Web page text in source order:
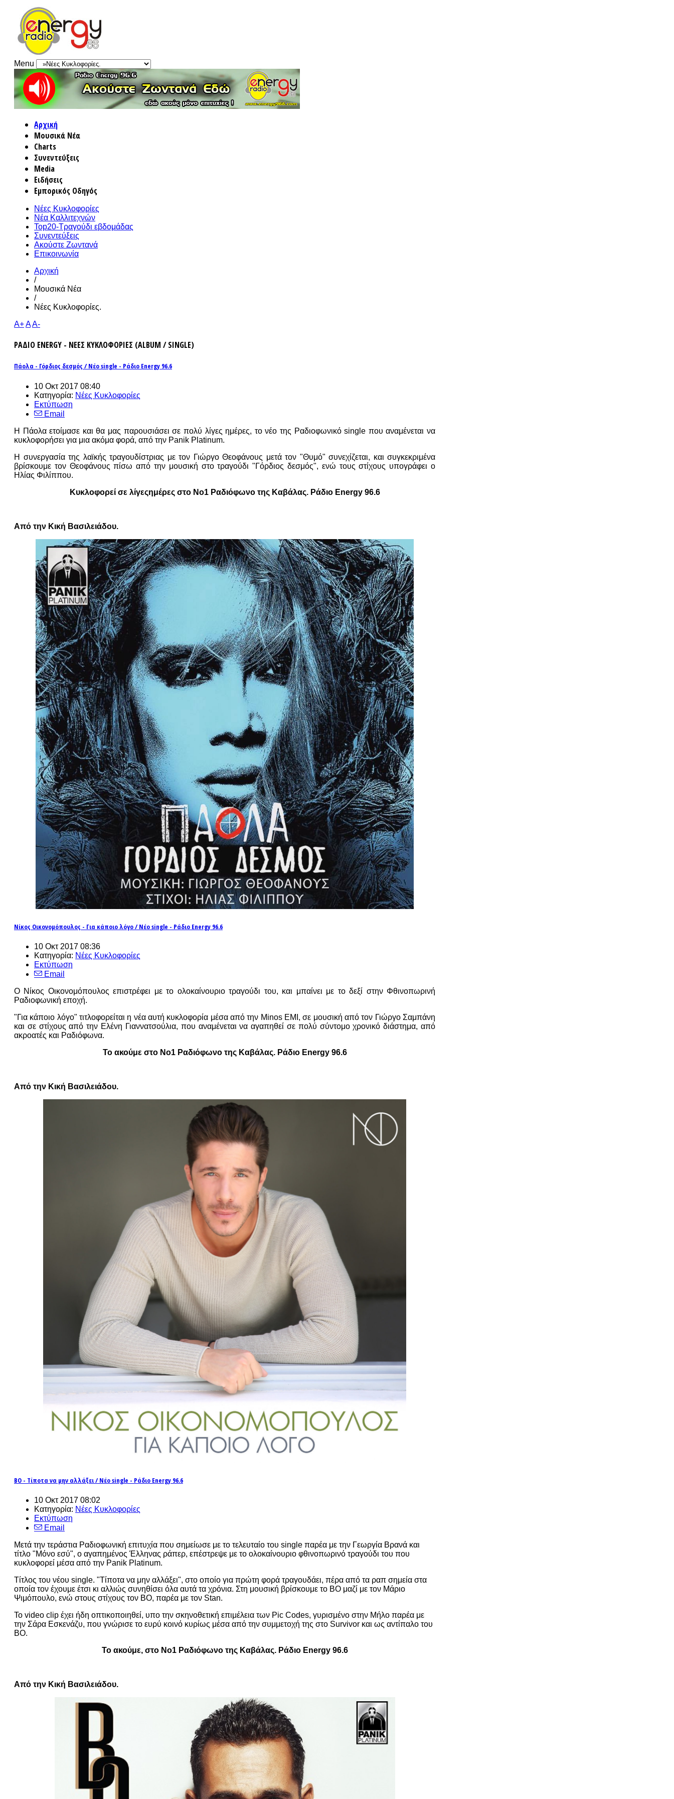
Menu
Αρχική
Μουσικά Νέα
Charts
Συνεντεύξεις
Media
Ειδήσεις
Εμπορικός Οδηγός
Νέες Κυκλοφορίες
Νέα Καλλιτεχνών
Top20-Τραγούδι εβδομάδας
Συνεντεύξεις
Ακούστε Ζωντανά
Επικοινωνία
Αρχική
/
Μουσικά Νέα
/
Νέες Κυκλοφορίες.
A+AA-
ΡΑΔΙΟ ENERGY - ΝΕΕΣ ΚΥΚΛΟΦΟΡΙΕΣ (ALBUM / SINGLE)
Πάολα - Γόρδιος δεσμός / Νέο single - Ράδιο Energy 96.6
10 Οκτ 2017 08:40
Κατηγορία: Νέες Κυκλοφορίες
Εκτύπωση
Email
Η Πάολα ετοίμασε και θα μας παρουσιάσει σε πολύ λίγες ημέρες, το νέο της Ραδιοφωνικό single που αναμένεται να
κυκλοφορήσει για μια ακόμα φορά, από την Panik Platinum.
Η συνεργασία της λαϊκής τραγουδίστριας με τον Γιώργο Θεοφάνους μετά τον "Θυμό" συνεχίζεται, και συγκεκριμένα
βρίσκουμε τον Θεοφάνους πίσω από την μουσική στο τραγούδι "Γόρδιος δεσμός", ενώ τους στίχους υπογράφει ο
Ηλίας Φιλίππου.
Κυκλοφορεί σε λίγεςημέρες στο Νο1 Ραδιόφωνο της Καβάλας. Ράδιο Energy 96.6
Από την Κική Βασιλειάδου.
Νίκος Οικονομόπουλος - Για κάποιο λόγο / Νέο single - Ράδιο Energy 96.6
10 Οκτ 2017 08:36
Κατηγορία: Νέες Κυκλοφορίες
Εκτύπωση
Email
Ο Νίκος Οικονομόπουλος επιστρέφει με το ολοκαίνουριο τραγούδι του, και μπαίνει με το δεξί στην Φθινοπωρινή
Ραδιοφωνική εποχή.
"Για κάποιο λόγο" τιτλοφορείται η νέα αυτή κυκλοφορία μέσα από την Minos EMI, σε μουσική από τον Γιώργο Σαμπάνη
και σε στίχους από την Ελένη Γιαννατσούλια, που αναμένεται να αγαπηθεί σε πολύ σύντομο χρονικό διάστημα, από
ακροατές και Ραδιόφωνα.
Το ακούμε στο Νο1 Ραδιόφωνο της Καβάλας. Ράδιο Energy 96.6
Από την Κική Βασιλειάδου.
BO - Τίποτα να μην αλλάξει / Νέο single - Ράδιο Energy 96.6
10 Οκτ 2017 08:02
Κατηγορία: Νέες Κυκλοφορίες
Εκτύπωση
Email
Μετά την τεράστια Ραδιοφωνική επιτυχία που σημείωσε με το τελευταίο του single παρέα με την Γεωργία Βρανά και
τίτλο "Μόνο εσύ", ο αγαπημένος Έλληνας ράπερ, επέστρεψε με το ολοκαίνουριο φθινοπωρινό τραγούδι του που
κυκλοφορεί μέσα από την Panik Platinum.
Τίτλος του νέου single. "Τίποτα να μην αλλάξει", στο οποίο για πρώτη φορά τραγουδάει, πέρα από τα ραπ σημεία στα
οποία τον έχουμε έτσι κι αλλιώς συνηθίσει όλα αυτά τα χρόνια. Στη μουσική βρίσκουμε το ΒΟ μαζί με τον Μάριο
Ψιμόπουλο, ενώ στους στίχους τον ΒΟ, παρέα με τον Stan.
Το video clip έχει ήδη οπτικοποιηθεί, υπο την σκηνοθετική επιμέλεια των Pic Codes, γυρισμένο στην Μήλο παρέα με
την Σάρα Εσκενάζυ, που γνώρισε το ευρύ κοινό κυρίως μέσα από την συμμετοχή της στο Survivor και ως αντίπαλο του
ΒΟ.
Το ακούμε, στο Νο1 Ραδιόφωνο της Καβάλας. Ράδιο Εnergy 96.6
Από την Κική Βασιλειάδου.